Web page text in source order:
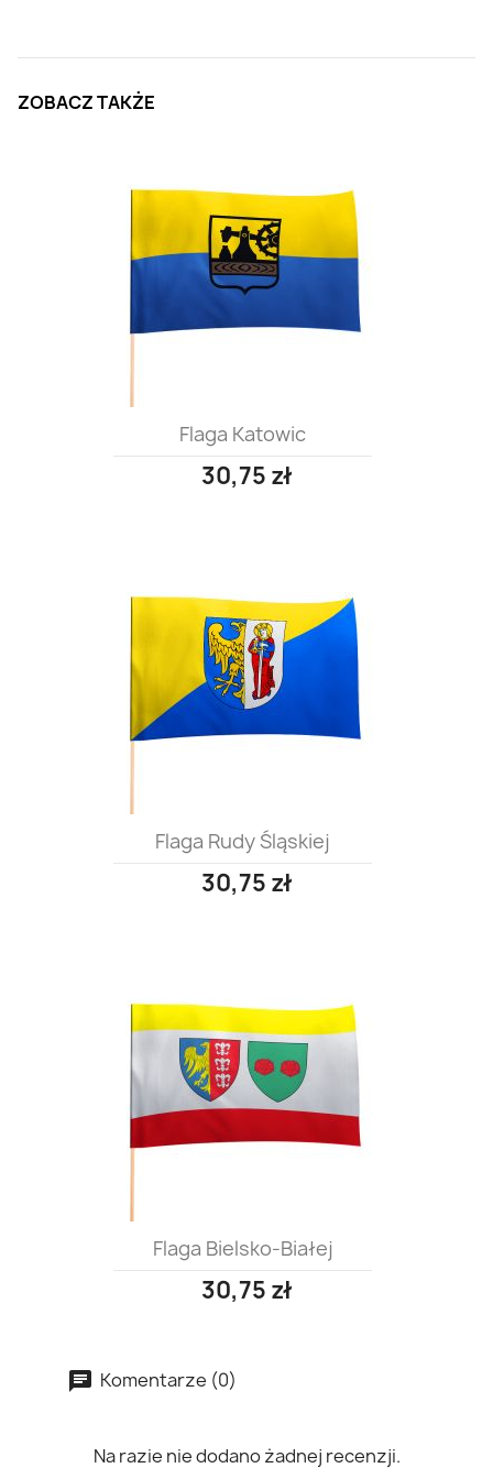
ZOBACZ TAKŻE
Flaga Katowic
30,75 zł
Flaga Rudy Śląskiej
30,75 zł
Flaga Bielsko-Białej
30,75 zł
Komentarze (0)
Na razie nie dodano żadnej recenzji.